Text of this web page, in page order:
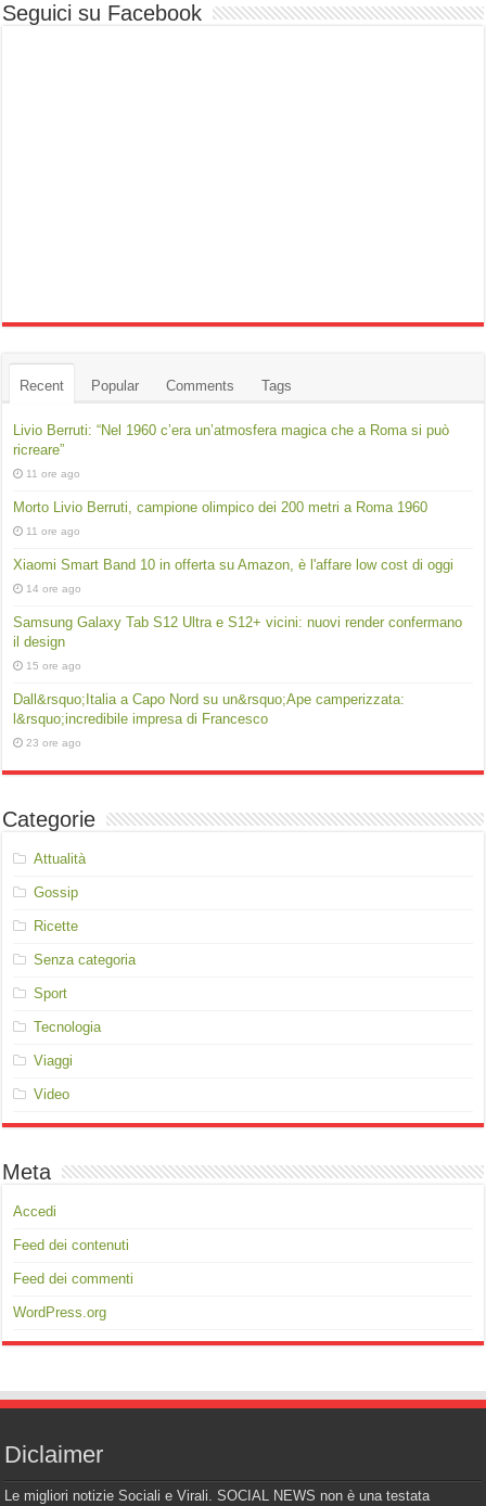
Seguici su Facebook
Recent Popular Comments Tags
Livio Berruti: “Nel 1960 c’era un’atmosfera magica che a Roma si può
ricreare”
11 ore ago
Morto Livio Berruti, campione olimpico dei 200 metri a Roma 1960
11 ore ago
Xiaomi Smart Band 10 in offerta su Amazon, è l'affare low cost di oggi
14 ore ago
Samsung Galaxy Tab S12 Ultra e S12+ vicini: nuovi render confermano
il design
15 ore ago
Dall&rsquo;Italia a Capo Nord su un&rsquo;Ape camperizzata:
l&rsquo;incredibile impresa di Francesco
23 ore ago
Categorie
Attualità
Gossip
Ricette
Senza categoria
Sport
Tecnologia
Viaggi
Video
Meta
Accedi
Feed dei contenuti
Feed dei commenti
WordPress.org
Diclaimer
Le migliori notizie Sociali e Virali. SOCIAL NEWS non è una testata